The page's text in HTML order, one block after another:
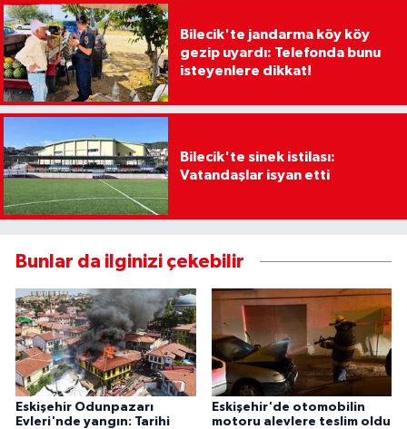
Bilecik'te jandarma köy köy
gezip uyardı: Telefonda bunu
isteyenlere dikkat!
Bilecik'te sinek istilası:
Vatandaşlar isyan etti
Bunlar da ilginizi çekebilir
Eskişehir Odunpazarı
Evleri'nde yangın: Tarihi
Eskişehir'de otomobilin
motoru alevlere teslim oldu